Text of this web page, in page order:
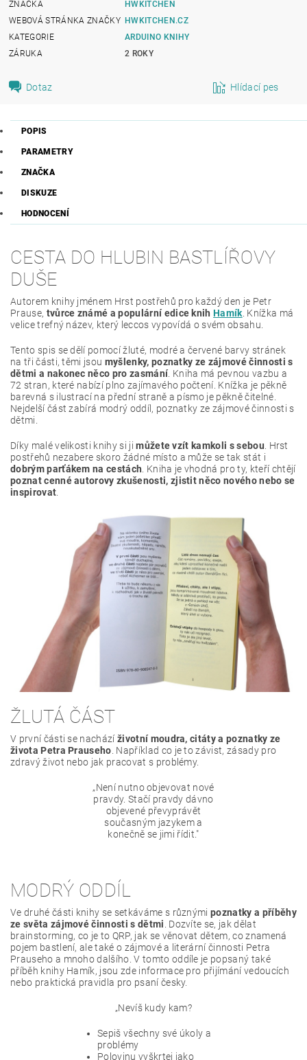
ZNAČKA
HWKITCHEN
WEBOVÁ STRÁNKA ZNAČKY HWKITCHEN.CZ
KATEGORIE
ARDUINO KNIHY
ZÁRUKA
2 ROKY
Dotaz Hlídací pes
POPIS
PARAMETRY
ZNAČKA
DISKUZE
HODNOCENÍ
CESTA DO HLUBIN BASTLÍŘOVY
DUŠE
Autorem knihy jménem Hrst postřehů pro každý den je Petr
Prause, tvůrce známé a populární edice knihHamík. Knížka má
velice trefný název, který leccos vypovídá o svém obsahu.
Tento spis se dělí pomocí žluté, modré a červené barvy stránek
na tři části, těmi jsou myšlenky, poznatky ze zájmové činnosti s
dětmi a nakonec něco pro zasmání. Kniha má pevnou vazbu a
72 stran, které nabízí plno zajímavého počtení. Knížka je pěkně
barevná s ilustrací na přední straně a písmo je pěkně čitelné.
Nejdelší část zabírá modrý oddíl, poznatky ze zájmové činnosti s
dětmi.
Díky malé velikosti knihy si jimůžete vzít kamkoli s sebou. Hrst
postřehů nezabere skoro žádné místo a může se tak stát i
dobrým parťákem na cestách. Kniha je vhodná pro ty, kteří chtějí
poznat cenné autorovy zkušenosti, zjistit něco nového nebo se
inspirovat.
ŽLUTÁ ČÁST
V první části se nachází životní moudra, citáty a poznatky ze
života Petra Prauseho. Například co je to závist, zásady pro
zdravý život nebo jak pracovat s problémy.
„Není nutno objevovat nové
pravdy. Stačí pravdy dávno
objevené převyprávět
současným jazykem a
konečně se jimi řídit."
MODRÝ ODDÍL
Ve druhé části knihy se setkáváme s různýmipoznatky a příběhy
ze světa zájmové činnosti s dětmi. Dozvíte se, jak dělat
brainstorming, co je to QRP, jak se věnovat dětem, co znamená
pojem bastlení, ale také o zájmové a literární činnosti Petra
Prauseho a mnoho dalšího. V tomto oddíle je popsaný také
příběh knihy Hamík, jsou zde informace pro přijímání vedoucích
nebo praktická pravidla pro psaní česky.
„Nevíš kudy kam?
Sepiš všechny své úkoly a
problémy
Polovinu vyškrtej jako